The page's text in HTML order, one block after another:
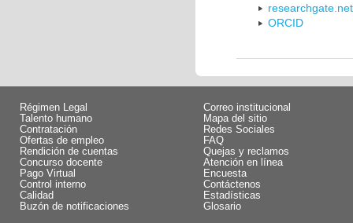
researchgate.net
ORCID
Régimen Legal
Talento humano
Contratación
Ofertas de empleo
Rendición de cuentas
Concurso docente
Pago Virtual
Control interno
Calidad
Buzón de notificaciones
Correo institucional
Mapa del sitio
Redes Sociales
FAQ
Quejas y reclamos
Atención en línea
Encuesta
Contáctenos
Estadísticas
Glosario